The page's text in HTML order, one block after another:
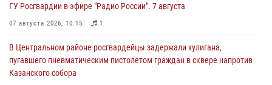
ГУ Росгвардии в эфире "Радио России". 7 августа
07 августа 2026, 10:15 1
В Центральном районе росгвардейцы задержали хулигана,
пугавшего пневматическим пистолетом граждан в сквере напротив
Казанского собора